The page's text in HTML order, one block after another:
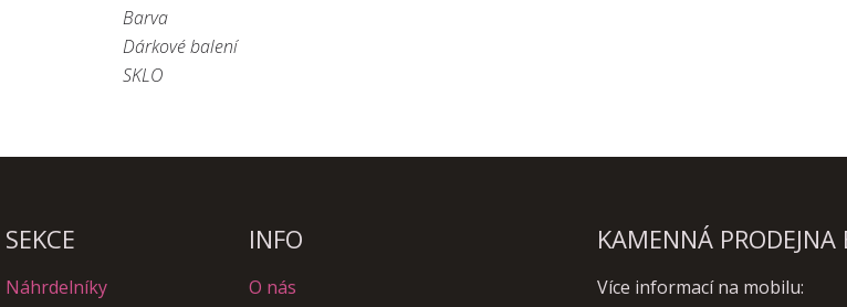
Barva
Dárkové balení
SKLO
SEKCE INFO KAMENNÁ
Náhrdelníky
O nás
Více informací na mobilu: